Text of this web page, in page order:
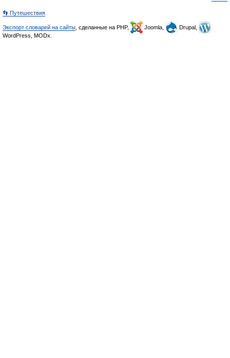
👣 Путешествия
Экспорт словарей на сайты , сделанные на PHP, Joomla,
Drupal,
WordPress, MODx.